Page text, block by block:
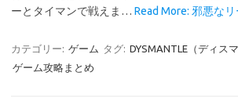
ーとタイマンで戦えま… Read More: 邪悪な
カテゴリー: ゲーム タグ: DYSMANTLE（ディス
ゲーム攻略まとめ